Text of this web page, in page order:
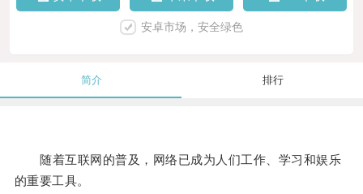
安卓市场，安全绿色
简介 排行
随着互联网的普及，网络已成为人们工作、学习和娱乐
的重要工具。